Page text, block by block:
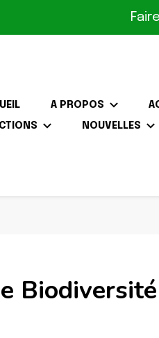
A PROPOS
NOUVELLES
Biodiversité